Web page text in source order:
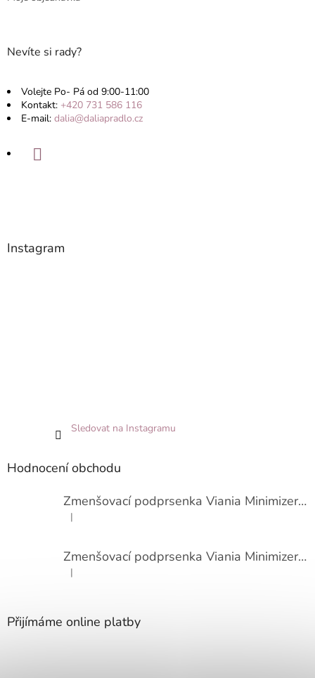
Nevíte si rady?
Volejte Po- Pá od 9:00-11:00
Kontakt: +420 731 586 116
E-mail: dalia@daliapradlo.cz
Instagram
Sledovat na Instagramu
Hodnocení obchodu
Zmenšovací podprsenka Viania Minimizer 14586
Hodnocení produktu je 3 z 5 hvězdiček.
|
Zmenšovací podprsenka Viania Minimizer 14586
Hodnocení produktu je 4 z 5 hvězdiček.
|
Přijímáme online platby